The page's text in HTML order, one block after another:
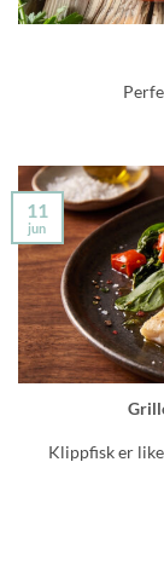
Klippfisk er
11
jun